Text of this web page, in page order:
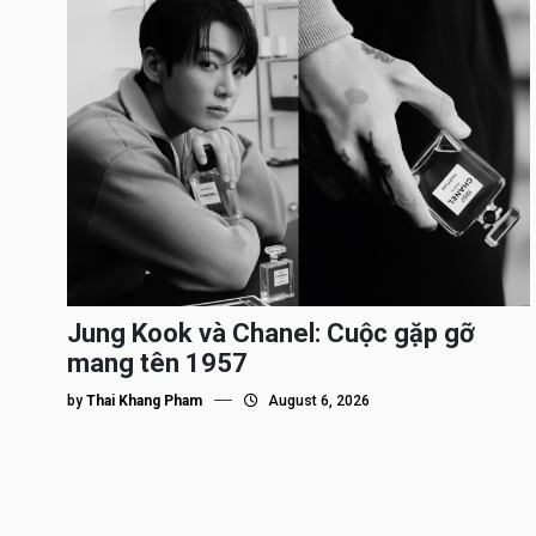
Jung Kook và Chanel: Cuộc gặp gỡ
mang tên 1957
by Thai Khang Pham August 6, 2026